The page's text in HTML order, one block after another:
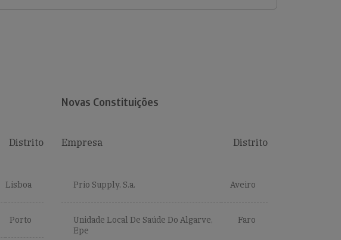
Distrito
Lisboa
Porto
Novas Constituições
Empresa Distrito
Prio Supply, S.a. Aveiro
Unidade Local De Saúde Do Algarve,
Epe
Faro